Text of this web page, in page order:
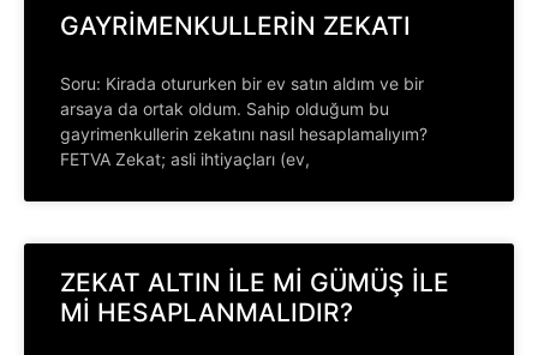
GAYRİMENKULLERİN ZEKATI
Soru: Kirada otururken bir ev satın aldım ve bir
arsaya da ortak oldum. Sahip olduğum bu
gayrimenkullerin zekatını nasıl hesaplamalıyım?
FETVA Zekat; asli ihtiyaçları (ev,
ZEKAT ALTIN İLE Mİ GÜMÜŞ İLE
Mİ HESAPLANMALIDIR?